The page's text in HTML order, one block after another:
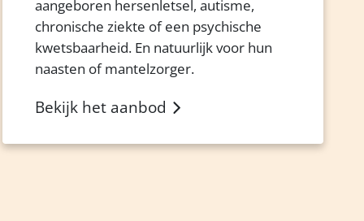
aangeboren hersenletsel, autisme,
chronische ziekte of een psychische
kwetsbaarheid. En natuurlijk voor hun
naasten of mantelzorger.
Bekijk het aanbod